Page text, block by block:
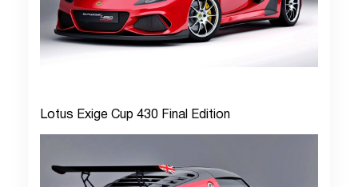
Lotus Exige Cup 430 Final Edition